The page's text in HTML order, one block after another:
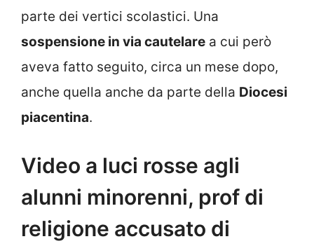
parte dei vertici scolastici. Una
sospensione in via cautelare a cui però
aveva fatto seguito, circa un mese dopo,
anche quella anche da parte della Diocesi
piacentina.
Video a luci rosse agli
alunni minorenni, prof di
religione accusato di